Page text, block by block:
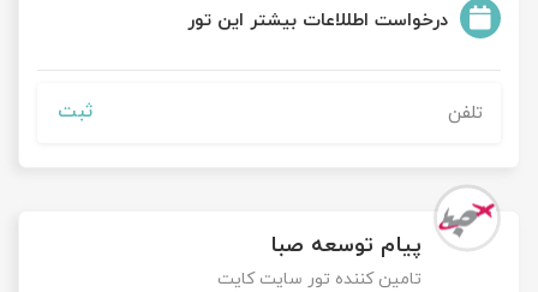
درخواست اطللاعات بیشتر این تور
ثبت
پیام توسعه صبا
تامین کننده تور سایت کایت